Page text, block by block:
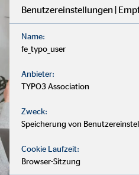
Benutzereinstellungen |
Name:
fe_typo_user
Anbieter:
TYPO3 Association
Zweck:
Speicherung von
Cookie Laufzeit:
Browser-Sitzung